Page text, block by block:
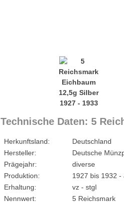
Technische Daten: 5
Herkunftsland:
Deutschland
Hersteller:
Deutsche
Prägejahr:
diverse
Produktion:
1927 bis 1932 -
Erhaltung:
vz - stgl
Nennwert:
5 Reichsmark